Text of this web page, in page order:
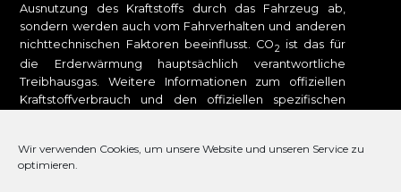
Wir verwenden Cookies, um unsere Website und unseren Service zu
optimieren.
Ausnutzung des Kraftstoffs durch das Fahrzeug ab,
sondern werden auch vom Fahrverhalten und anderen
nichttechnischen Faktoren beeinflusst. CO2
ist das für
die Erderwärmung hauptsächlich verantwortliche
Treibhausgas. Weitere Informationen zum offiziellen
Kraftstoffverbrauch und den offiziellen spezifischen
Emissionen und den Stromverbrauch neuer